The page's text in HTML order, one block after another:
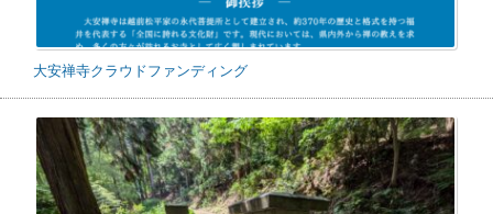
大安禅寺クラウドファンディング